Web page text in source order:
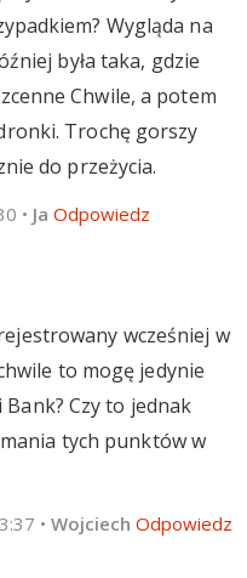
Wygląda na
była taka, gdzie
Chwile, a potem
Trochę gorszy
do przeżycia.
• Ja Odpowiedz
wcześniej w
to mogę jedynie
Czy to jednak
tych punktów w
• Wojciech Odpowiedz